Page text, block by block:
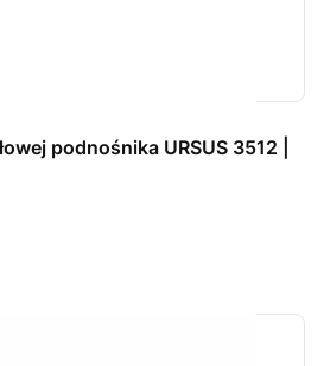
podnośnika URSUS 3512 |